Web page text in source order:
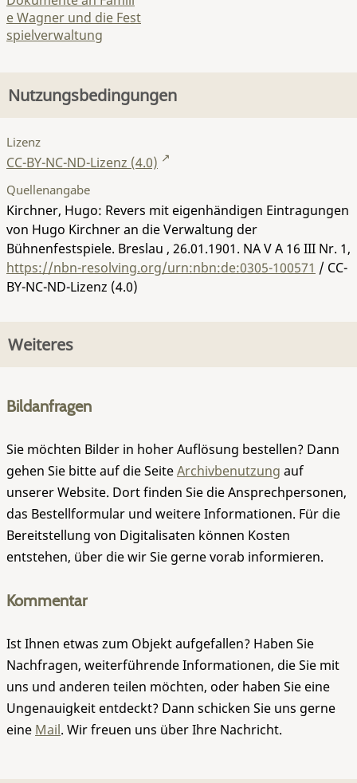
e Wagner und die Fest
spielverwaltung
Nutzungsbedingungen
Lizenz
CC-BY-NC-ND-Lizenz (4.0)
Quellenangabe
Kirchner, Hugo: Revers mit eigenhändigen Eintragungen
von Hugo Kirchner an die Verwaltung der
Bühnenfestspiele. Breslau , 26.01.1901. NA V A 16 III Nr. 1,
https://nbn-resolving.org/urn:nbn:de:0305-100571 / CC-
BY-NC-ND-Lizenz (4.0)
Weiteres
Bildanfragen
Sie möchten Bilder in hoher Auflösung bestellen? Dann
gehen Sie bitte auf die SeiteArchivbenutzung auf
unserer Website. Dort finden Sie die Ansprechpersonen,
das Bestellformular und weitere Informationen. Für die
Bereitstellung von Digitalisaten können Kosten
entstehen, über die wir Sie gerne vorab informieren.
Kommentar
Ist Ihnen etwas zum Objekt aufgefallen? Haben Sie
Nachfragen, weiterführende Informationen, die Sie mit
uns und anderen teilen möchten, oder haben Sie eine
Ungenauigkeit entdeckt? Dann schicken Sie uns gerne
eine Mail. Wir freuen uns über Ihre Nachricht.